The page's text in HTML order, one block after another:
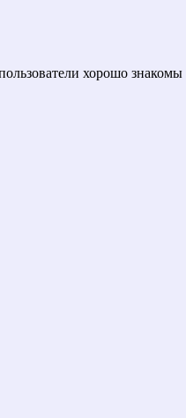
хорошо